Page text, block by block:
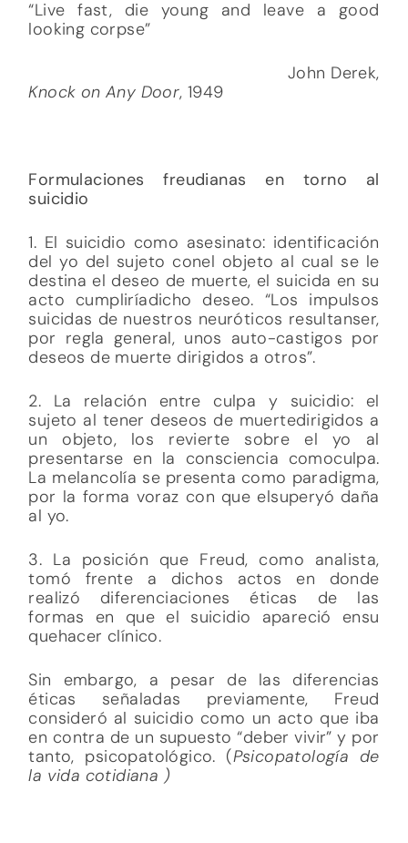
“Live fast, die young and leave a good
looking corpse”
John Derek,
Knock on Any Door, 1949
Formulaciones freudianas en torno al
suicidio
1. El suicidio como asesinato: identificación
del yo del sujeto conel objeto al cual se le
destina el deseo de muerte, el suicida en su
acto cumpliríadicho deseo. “Los impulsos
suicidas de nuestros neuróticos resultanser,
por regla general, unos auto-castigos por
deseos de muerte dirigidos a otros”.
2. La relación entre culpa y suicidio: el
sujeto al tener deseos de muertedirigidos a
un objeto, los revierte sobre el yo al
presentarse en la consciencia comoculpa.
La melancolía se presenta como paradigma,
por la forma voraz con que elsuperyó daña
al yo.
3. La posición que Freud, como analista,
tomó frente a dichos actos en donde
realizó diferenciaciones éticas de las
formas en que el suicidio apareció ensu
quehacer clínico.
Sin embargo, a pesar de las diferencias
éticas señaladas previamente, Freud
consideró al suicidio como un acto que iba
en contra de un supuesto “deber vivir” y por
tanto, psicopatológico. (Psicopatología de
la vida cotidiana )